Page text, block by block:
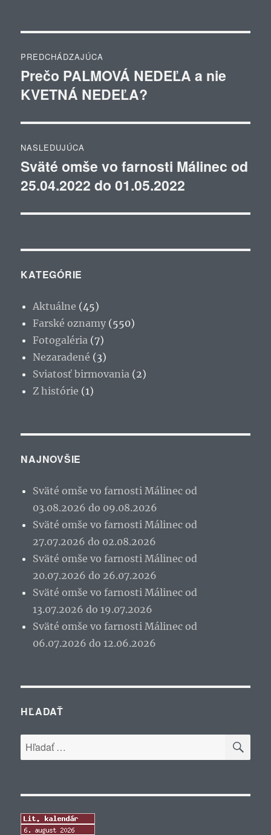
v
článku
PREDCHÁDZAJÚCA
Predchádzajúci
článok:
Prečo PALMOVÁ NEDEĽA a nie
KVETNÁ NEDEĽA?
NASLEDUJÚCA
Ďalší
článok:
Sväté omše vo farnosti Málinec od
25.04.2022 do 01.05.2022
KATEGÓRIE
Aktuálne (45)
Farské oznamy (550)
Fotogaléria (7)
Nezaradené (3)
Sviatosť birmovania (2)
Z histórie (1)
NAJNOVŠIE
Sväté omše vo farnosti Málinec od
03.08.2026 do 09.08.2026
Sväté omše vo farnosti Málinec od
27.07.2026 do 02.08.2026
Sväté omše vo farnosti Málinec od
20.07.2026 do 26.07.2026
Sväté omše vo farnosti Málinec od
13.07.2026 do 19.07.2026
Sväté omše vo farnosti Málinec od
06.07.2026 do 12.06.2026
HĽADAŤ
Hľadať: